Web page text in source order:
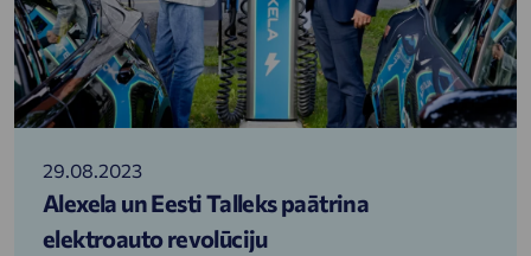
29.08.2023
Alexela un Eesti Talleks paātrina
elektroauto revolūciju